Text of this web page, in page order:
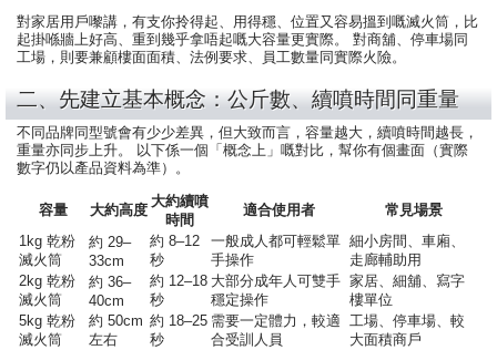
對家居用戶嚟講，有支你拎得起、用得穩、位置又容易搵到嘅滅火筒，比
起掛喺牆上好高、重到幾乎拿唔起嘅大容量更實際。 對商舖、停車場同
工場，則要兼顧樓面面積、法例要求、員工數量同實際火險。
二、先建立基本概念：公斤數、續噴時間同重量
不同品牌同型號會有少少差異，但大致而言，容量越大，續噴時間越長，
重量亦同步上升。 以下係一個「概念上」嘅對比，幫你有個畫面（實際
數字仍以產品資料為準）。
容量 大約高度
大約續噴
時間
適合使用者
常見場景
1kg 乾粉
滅火筒
約 29–
33cm
約 8–12
秒
一般成人都可輕鬆單
手操作
細小房間、車廂、
走廊輔助用
2kg 乾粉
滅火筒
約 36–
40cm
約 12–18
秒
大部分成年人可雙手
穩定操作
家居、細舖、寫字
樓單位
5kg 乾粉
滅火筒
約 50cm
左右
約 18–25
秒
需要一定體力，較適
合受訓人員
工場、停車場、較
大面積商戶